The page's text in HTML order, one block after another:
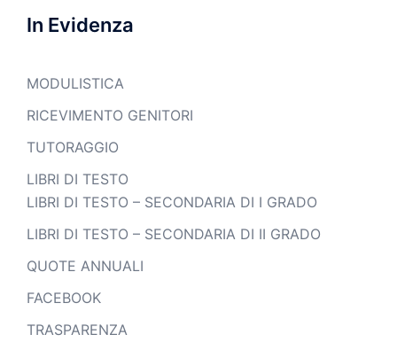
In Evidenza
MODULISTICA
RICEVIMENTO GENITORI
TUTORAGGIO
LIBRI DI TESTO
LIBRI DI TESTO – SECONDARIA DI I GRADO
LIBRI DI TESTO – SECONDARIA DI II GRADO
QUOTE ANNUALI
FACEBOOK
TRASPARENZA